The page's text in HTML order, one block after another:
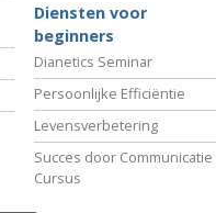
Diensten voor
beginners
Dianetics Seminar
Persoonlijke Efficiëntie
Levensverbetering
Succes door Communicatie
Cursus